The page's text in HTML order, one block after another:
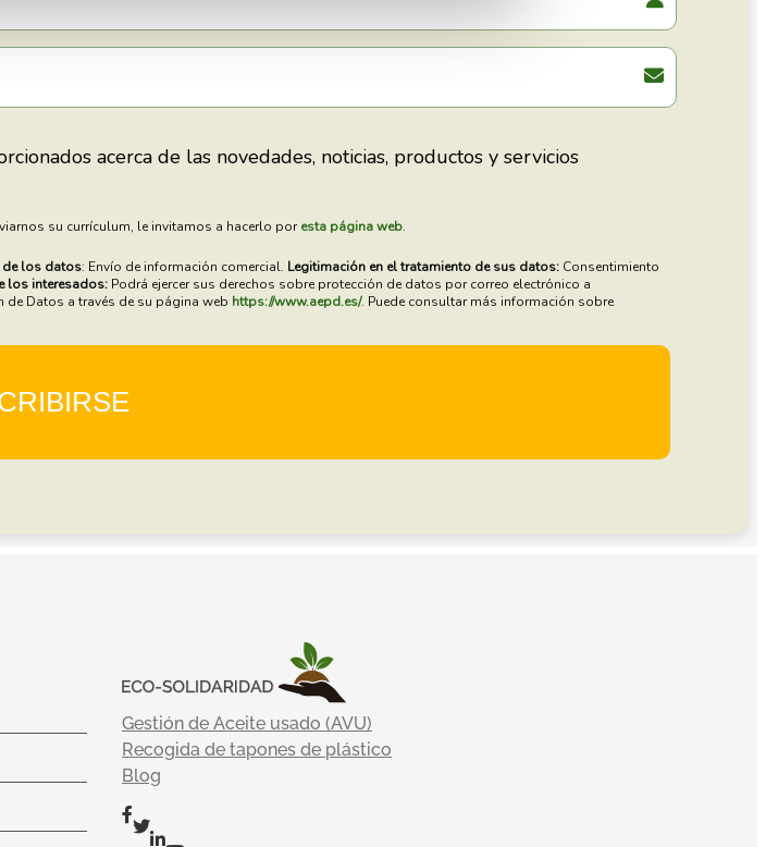
Gestión de Aceite usado (AVU)
Recogida de tapones de plástico
Blog